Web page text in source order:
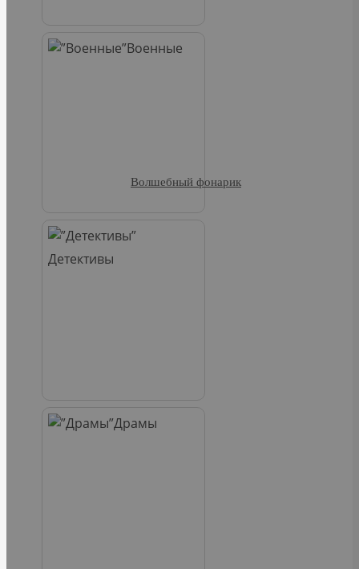
Военные
Детективы
Драмы
Волшебный фонарик